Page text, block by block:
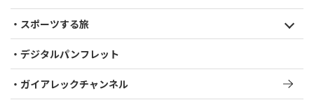
デジタルパンフレット
スポーツする旅
ガイアレックチャンネル